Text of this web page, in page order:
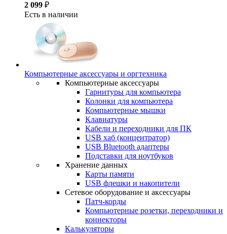
2 099 ₽
Есть в наличии
Компьютерные аксессуары и оргтехника
Компьютерные аксессуары
Гарнитуры для компьютера
Колонки для компьютера
Компьютерные мышки
Клавиатуры
Кабели и переходники для ПК
USB хаб (концентратор)
USB Bluetooth адаптеры
Подставки для ноутбуков
Хранение данных
Карты памяти
USB флешки и накопители
Сетевое оборудование и аксессуары
Патч-корды
Компьютерные розетки, переходники и
коннекторы
Калькуляторы